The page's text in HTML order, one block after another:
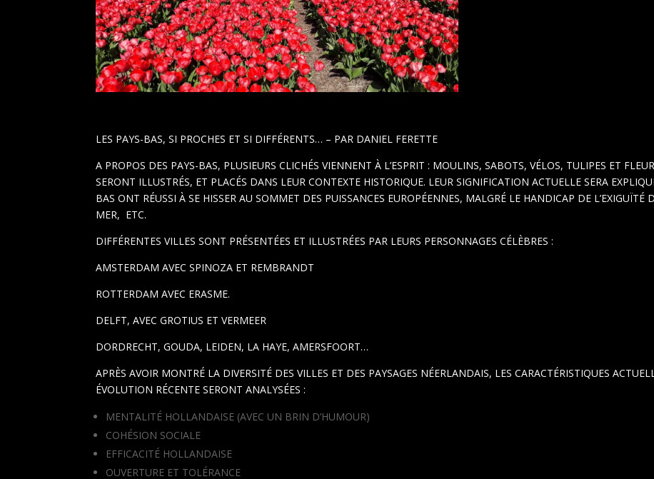
LES PAYS-BAS, SI PROCHES ET SI DIFFÉRENTS… – PAR DANIEL FERETTE
A PROPOS DES PAYS-BAS, PLUSIEURS CLICHÉS VIENNENT À L’ESPRIT : MOULINS, SABOTS, VÉLOS, TULIPES ET
SERONT ILLUSTRÉS, ET PLACÉS DANS LEUR CONTEXTE HISTORIQUE. LEUR SIGNIFICATION ACTUELLE SERA
BAS ONT RÉUSSI À SE HISSER AU SOMMET DES PUISSANCES EUROPÉENNES, MALGRÉ LE HANDICAP DE L’EXIGUÏTÉ
MER, ETC.
DIFFÉRENTES VILLES SONT PRÉSENTÉES ET ILLUSTRÉES PAR LEURS PERSONNAGES CÉLÈBRES :
AMSTERDAM AVEC SPINOZA ET REMBRANDT
ROTTERDAM AVEC ERASME.
DELFT, AVEC GROTIUS ET VERMEER
DORDRECHT, GOUDA, LEIDEN, LA HAYE, AMERSFOORT…
APRÈS AVOIR MONTRÉ LA DIVERSITÉ DES VILLES ET DES PAYSAGES NÉERLANDAIS, LES CARACTÉRISTIQUES
ÉVOLUTION RÉCENTE SERONT ANALYSÉES :
MENTALITÉ HOLLANDAISE (AVEC UN BRIN D’HUMOUR)
COHÉSION SOCIALE
EFFICACITÉ HOLLANDAISE
OUVERTURE ET TOLÉRANCE